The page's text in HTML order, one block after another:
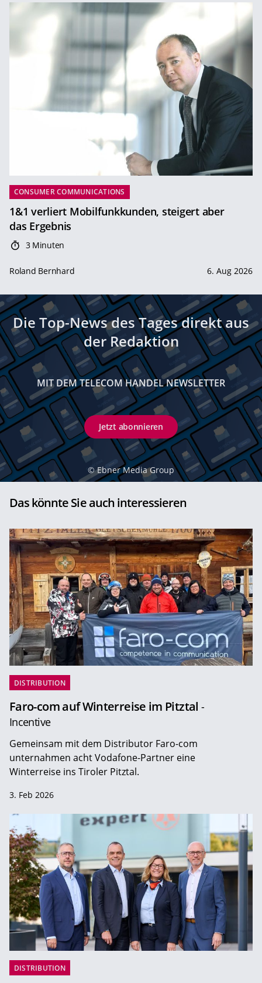
CONSUMER COMMUNICATIONS
1&1 verliert Mobilfunkkunden, steigert aber
das Ergebnis
3 Minuten
Roland Bernhard 6. Aug 2026
Die Top-News des Tages direkt aus
der Redaktion
MIT DEM TELECOM HANDEL NEWSLETTER
Jetzt abonnieren
© Ebner Media Group
Das könnte Sie auch interessieren
DISTRIBUTION
Faro-com auf Winterreise im Pitztal -
Incentive
Gemeinsam mit dem Distributor Faro-com
unternahmen acht Vodafone-Partner eine
Winterreise ins Tiroler Pitztal.
3. Feb 2026
DISTRIBUTION